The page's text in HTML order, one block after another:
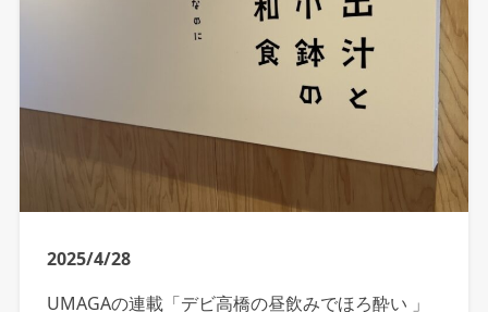
2025/4/28
UMAGAの連載「デビ高橋の昼飲みでほろ酔い 」